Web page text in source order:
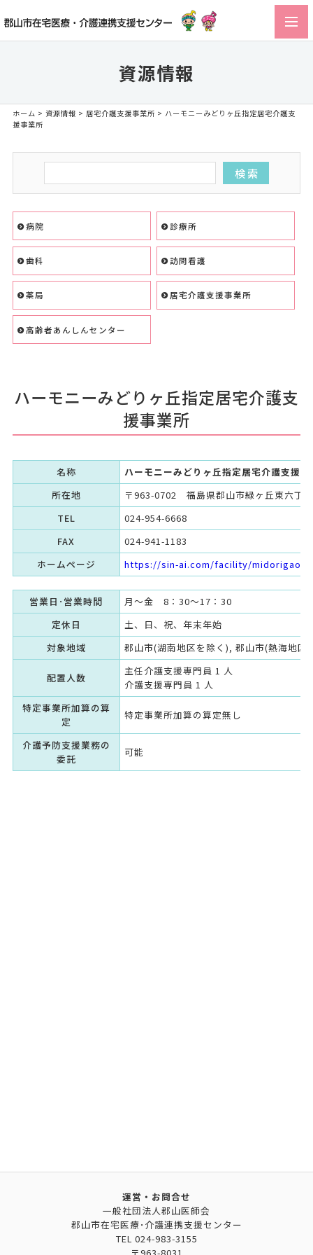
資源情報
ホーム > 資源情報 > 居宅介護支援事業所 > ハーモニーみどりヶ丘指定居宅介護支
援事業所
病院 診療所
歯科 訪問看護
薬局 居宅介護支援事業所
高齢者あんしんセンター
ハーモニーみどりヶ丘指定居宅介護支
援事業所
名称
ハーモニーみどりヶ丘指定居宅介護支援事
所在地
〒963-0702 福島県郡山市緑ヶ丘東六丁
TEL
024-954-6668
FAX
024-941-1183
ホームページ
https://sin-ai.com/facility/
営業日･営業時間
月～金 8：30～17：30
定休日
土、日、祝、年末年始
対象地域
郡山市(湖南地区を除く), 郡山市(熱海地区
配置人数
主任介護支援専門員 1 人
介護支援専門員 1 人
特定事業所加算の算
定
特定事業所加算の算定無し
介護予防支援業務の
委託
可能
運営・お問合せ
一般社団法人郡山医師会
郡山市在宅医療･介護連携支援センター
TEL 024-983-3155